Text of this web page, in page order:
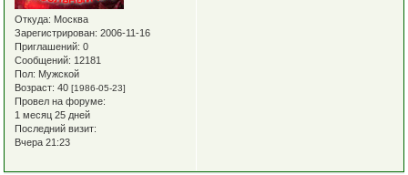
Откуда: Москва
Зарегистрирован: 2006-11-16
Приглашений: 0
Сообщений: 12181
Пол: Мужской
Возраст: 40[1986-05-23]
Провел на форуме:
1 месяц 25 дней
Последний визит:
Вчера 21:23